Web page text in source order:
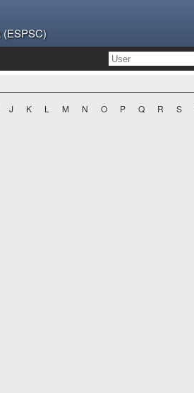
(ESPSC)
J K L M N O P Q R S